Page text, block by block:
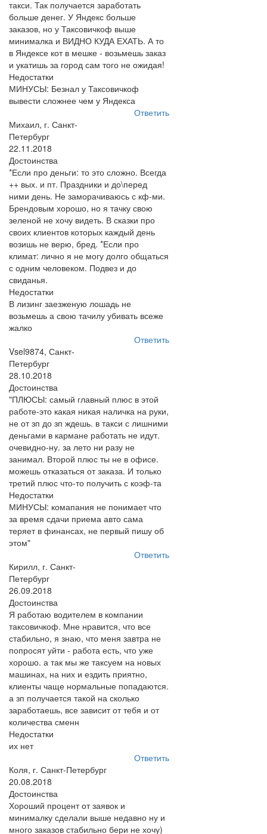
такси. Так получается заработать
больше денег. У Яндекс больше
заказов, но у Таксовичкоф выше
минималка и ВИДНО КУДА ЕХАТЬ. А то
в Яндексе кот в мешке - возьмешь заказ
и укатишь за город сам того не ожидая!
Недостатки
МИНУСЫ: Безнал у Таксовичкоф
вывести сложнее чем у Яндекса
Ответить
Михаил, г. Санкт-
Петербург
22.11.2018
Достоинства
*Если про деньги: то это сложно. Всегда
++ вых. и пт. Праздники и до\перед
ними день. Не заморачиваюсь с кф-ми.
Брендовым хорошо, но я тачку свою
зеленой не хочу видеть. В сказки про
своих клиентов которых каждый день
возишь не верю, бред. *Если про
климат: лично я не могу долго общаться
с одним человеком. Подвез и до
свиданья.
Недостатки
В лизинг заезженую лошадь не
возьмешь а свою тачилу убивать всеже
жалко
Ответить
Vsel9874, Санкт-
Петербург
28.10.2018
Достоинства
"ПЛЮСЫ: самый главный плюс в этой
работе-это какая никая наличка на руки,
не от зп до зп ждешь. в такси с лишними
деньгами в кармане работать не идут.
очевидно-ну. за лето ни разу не
занимал. Второй плюс ты не в офисе.
можешь отказаться от заказа. И только
третий плюс что-то получить с коэф-та
Недостатки
МИНУСЫ: комапания не понимает что
за время сдачи приема авто сама
теряет в финансах, не первый пишу об
этом"
Ответить
Кирилл, г. Санкт-
Петербург
26.09.2018
Достоинства
Я работаю водителем в компании
таксовичкоф. Мне нравится, что все
стабильно, я знаю, что меня завтра не
попросят уйти - работа есть, что уже
хорошо. а так мы же таксуем на новых
машинах, на них и ездить приятно,
клиенты чаще нормальные попадаются.
а зп получается такой на сколько
заработаешь, все зависит от тебя и от
количества сменн
Недостатки
их нет
Ответить
Коля, г. Санкт-Петербург
20.08.2018
Достоинства
Хороший процент от заявок и
минималку сделали выше недавно ну и
много заказов стабильно бери не хочу)